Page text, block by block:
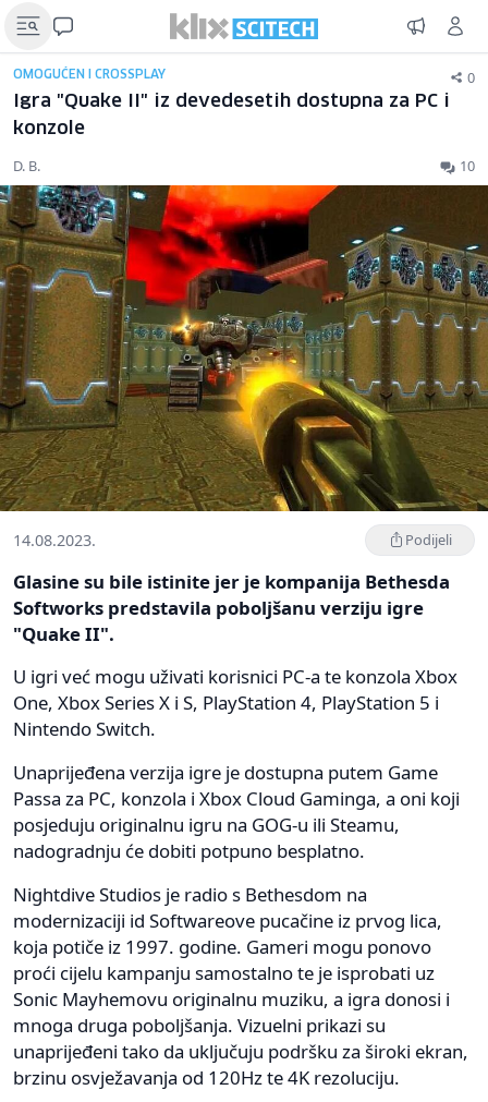
OMOGUĆEN I CROSSPLAY 0
Igra "Quake II" iz devedesetih dostupna za PC i
konzole
D. B. 10
14.08.2023. Podijeli
Glasine su bile istinite jer je kompanija Bethesda
Softworks predstavila poboljšanu verziju igre
"Quake II".
U igri već mogu uživati korisnici PC-a te konzola Xbox
One, Xbox Series X i S, PlayStation 4, PlayStation 5 i
Nintendo Switch.
Unaprijeđena verzija igre je dostupna putem Game
Passa za PC, konzola i Xbox Cloud Gaminga, a oni koji
posjeduju originalnu igru na GOG-u ili Steamu,
nadogradnju će dobiti potpuno besplatno.
Nightdive Studios je radio s Bethesdom na
modernizaciji id Softwareove pucačine iz prvog lica,
koja potiče iz 1997. godine. Gameri mogu ponovo
proći cijelu kampanju samostalno te je isprobati uz
Sonic Mayhemovu originalnu muziku, a igra donosi i
mnoga druga poboljšanja. Vizuelni prikazi su
unaprijeđeni tako da uključuju podršku za široki ekran,
brzinu osvježavanja od 120Hz te 4K rezoluciju.